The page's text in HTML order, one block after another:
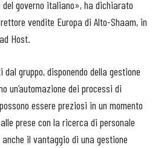
governo italiano», ha dichiarato
vendite Europa di Alto-Shaam, in
Host.
gruppo, disponendo della gestione
un’automazione dei processi di
essere preziosi in un momento
prese con la ricerca di personale
il vantaggio di una gestione